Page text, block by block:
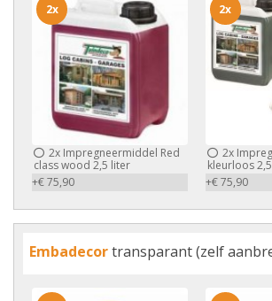
2x Impregneermiddel Red
class wood 2,5 liter
+€ 75,90
2x
2x
kleurloos
+€ 75,90
2x
Embadecortransparant (zelf